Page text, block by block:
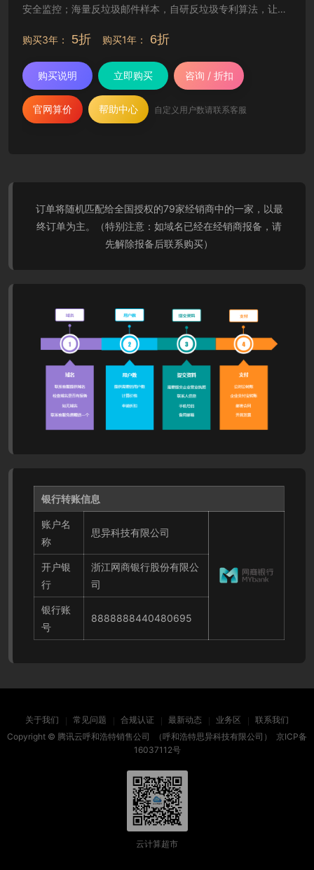
安全监控；海量反垃圾邮件样本，自研反垃圾专利算法，让工
购买3年：
5折 购买1年： 6折
购买说明 立即购买 咨询 / 折扣
官网算价 帮助中心 自定义用户数请联系客服
订单将随机匹配给全国授权的79家经销商中的一家，以最
终订单为主。（特别注意：如域名已经在经销商报备，请
先解除报备后联系购买）
银行转账信息
账户名
称
思异科技有限公司
开户银
行
浙江网商银行股份有限公
司
银行账
号
8888888440480695
关于我们 常见问题 合规认证 最新动态 业务区
联系我们
Copyright © 腾讯云呼和浩特销售公司 （呼和浩特思异科技有限公司） 京ICP备
16037112号
云计算超市